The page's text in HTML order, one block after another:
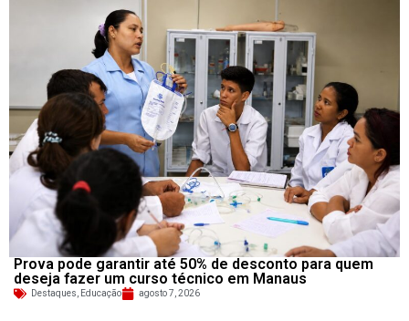
Prova pode garantir até 50% de desconto para quem
deseja fazer um curso técnico em Manaus
Destaques, Educação agosto 7, 2026